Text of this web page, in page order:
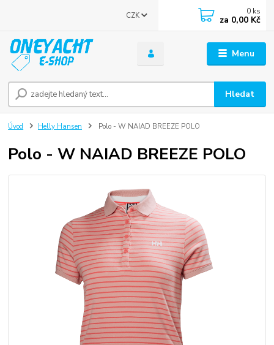
Menu
CZK
Hledat
0 ks
za 0,00 Kč
Úvod Helly Hansen Polo - W NAIAD BREEZE POLO
Polo - W NAIAD BREEZE POLO